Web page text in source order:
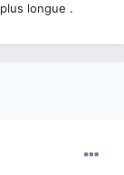
longue .